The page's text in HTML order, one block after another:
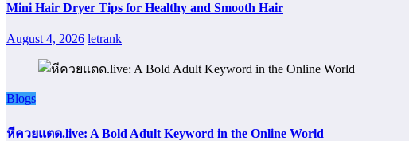
Mini Hair Dryer Tips for Healthy and Smooth Hair
August 4, 2026 letrank
Blogs
หีควยแตด.live: A Bold Adult Keyword in the Online World